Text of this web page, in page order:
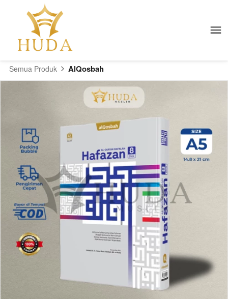
Semua Produk AlQosbah